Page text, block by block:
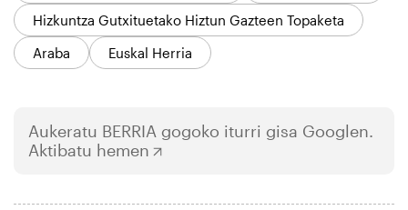
Hizkuntza Gutxituetako Hiztun Gazteen Topaketa
Araba
Euskal Herria
Aukeratu BERRIA gogoko iturri gisa Googlen.
Aktibatu hemen